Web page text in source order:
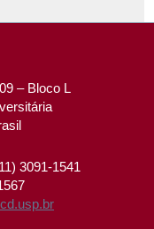
– Bloco L
3091-1541